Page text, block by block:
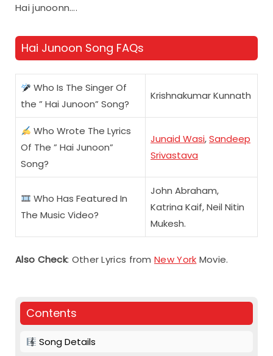
Hai junoonn….
Hai Junoon Song FAQs
Who Is The Singer Of
the ” Hai Junoon” Song?
Krishnakumar Kunnath
Who Wrote The Lyrics
Of The ” Hai Junoon”
Song?
Junaid Wasi,Sandeep
Srivastava
Who Has Featured In
The Music Video?
John Abraham,
Katrina Kaif, Neil Nitin
Mukesh.
Also Check: Other Lyrics fromNew York Movie.
Contents
Song Details